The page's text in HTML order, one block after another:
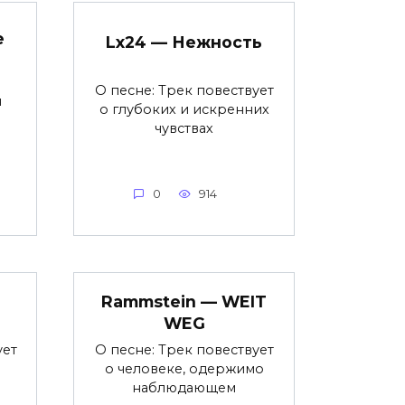
Lx24 — Нежность
О песне: Трек повествует
о глубоких и искренних
чувствах
0 914
Rammstein — WEIT
WEG
О песне: Трек повествует
о человеке, одержимо
наблюдающем